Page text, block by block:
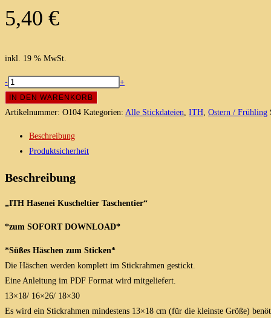
5,40 €
inkl. 19 % MwSt.
ITH
Hase,
Hasenei,
Stickdatei
3
Menge
- +
IN DEN WARENKORB
Artikelnummer: O104 Kategorien: Alle Stickdateien ITH Ostern / Frühling
Beschreibung
Produktsicherheit
Beschreibung
„ITH Hasenei Kuscheltier Taschentier“
*zum SOFORT DOWNLOAD*
*Süßes Häschen zum Sticken*
Die Häschen werden komplett im Stickrahmen gestickt.
Eine Anleitung im PDF Format wird mitgeliefert.
13×18/ 16×26/ 18×30
Es wird ein Stickrahmen mindestens 13×18 cm (für die kleinste Größe)